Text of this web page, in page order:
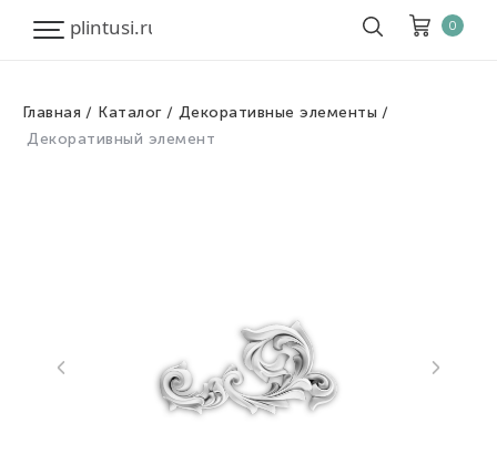
0
Главная Каталог
Декоративные элементы
Декоративный элемент